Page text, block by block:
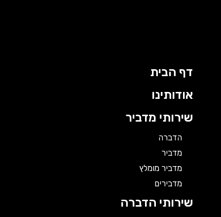
דף הבית
אודותינו
שירותי מדביר
הדברה
מדביר
מדביר מומלץ
מדבירים
שירותי הדברה